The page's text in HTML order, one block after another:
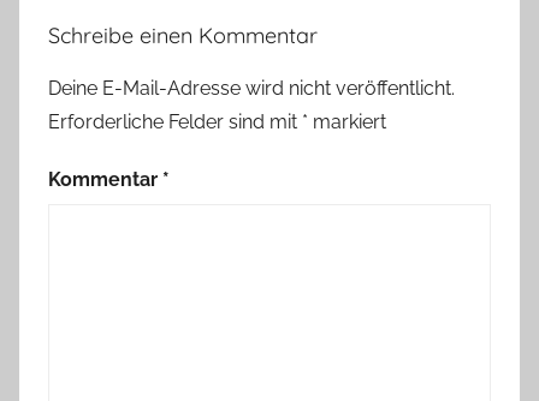
Schreibe einen Kommentar
Deine E-Mail-Adresse wird nicht veröffentlicht.
Erforderliche Felder sind mit * markiert
Kommentar *